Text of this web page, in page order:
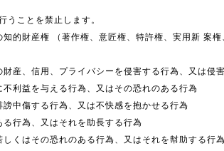
うことを禁止します。
的財産権 （著作権、意匠権、特許権、実用新 案
産、信用、プライバシーを侵害する行為、又は侵
利益を与える行為、又はその恐れのある行為
中傷する行為、又は不快感を抱かせる行為
行為、又はそれを助長する行為
くはその恐れのある行為、又はそれを幇助する行為